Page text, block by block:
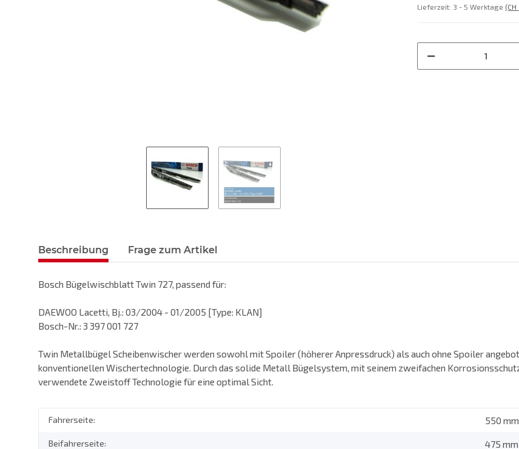
Lieferzeit: 3 - 5 Werktage
Beschreibung Frage zum Artikel
Bosch Bügelwischblatt Twin 727, passend für:
DAEWOO Lacetti, Bj.: 03/2004 - 01/2005 [Type: KLAN]
Bosch-Nr.: 3 397 001 727
Twin Metallbügel Scheibenwischer werden sowohl mit Spoiler (höherer Anpressdruck) als auch ohne Spoiler
konventionellen Wischertechnologie. Durch das solide Metall Bügelsystem, mit seinem zweifachen
verwendete Zweistoff Technologie für eine optimal Sicht.
Fahrerseite: 550 mm
Beifahrerseite: 475 mm